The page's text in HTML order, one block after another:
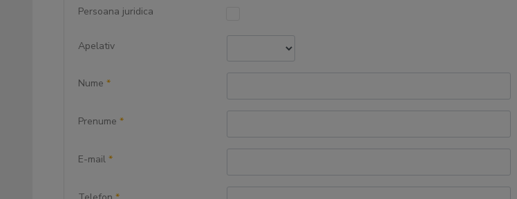
Persoana juridica
Apelativ
Nume *
Prenume *
E-mail *